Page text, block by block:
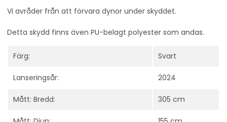
Vi avråder från att förvara dynor under skyddet.
Detta skydd finns även PU-belagt polyester som andas.
Färg: Svart
Lanseringsår: 2024
Mått: Bredd: 305 cm